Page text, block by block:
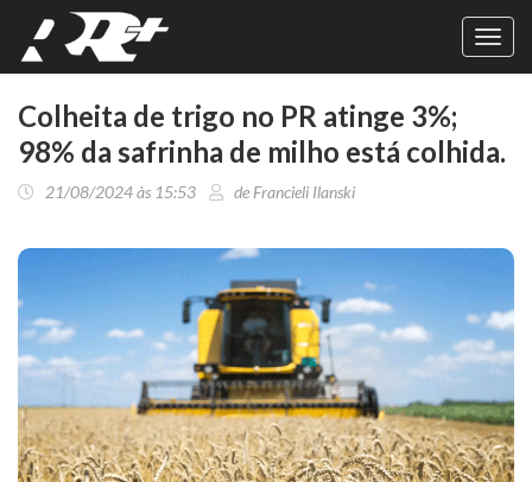
Colheita de trigo no PR atinge 3%;
98% da safrinha de milho está colhida.
21/08/2024 às 15:53 de Francieli Ilanski